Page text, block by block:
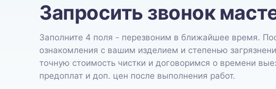
Запросить звонок
Заполните 4 поля - перезвоним в ближайшее время.
ознакомления с вашим изделием и степенью
точную стоимость чистки и договоримся о времени
предоплат и доп. цен после выполнения работ.